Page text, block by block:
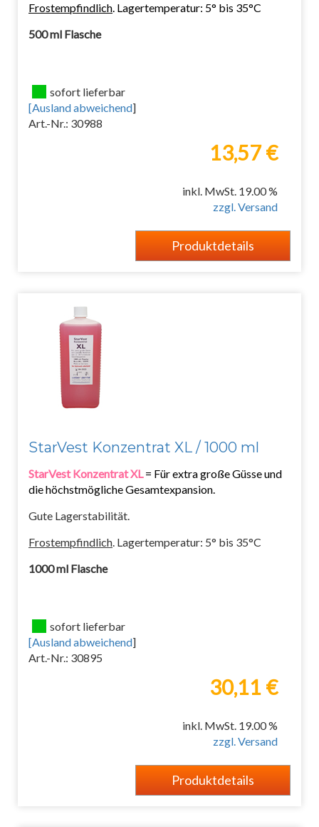
Frostempfindlich. Lagertemperatur: 5° bis 35°C
500 ml Flasche
sofort lieferbar
[Ausland abweichend]
Art.-Nr.: 30988
13,57 €
inkl. MwSt. 19.00 %
zzgl. Versand
Produktdetails
StarVest Konzentrat XL / 1000 ml
StarVest Konzentrat XL = Für extra große Güsse und
die höchstmögliche Gesamtexpansion.
Gute Lagerstabilität.
Frostempfindlich. Lagertemperatur: 5° bis 35°C
1000 ml Flasche
sofort lieferbar
[Ausland abweichend]
Art.-Nr.: 30895
30,11 €
inkl. MwSt. 19.00 %
zzgl. Versand
Produktdetails